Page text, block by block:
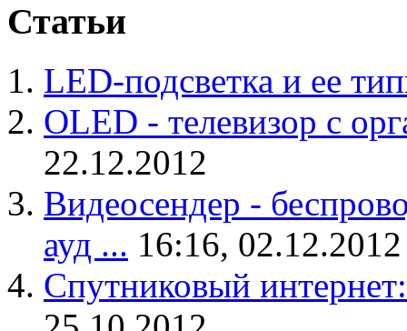
Статьи
LED-подсветка и ее
OLED - телевизор с
22.12.2012
Видеосендер -
ауд ... 16:16, 02.12.2012
Спутниковый